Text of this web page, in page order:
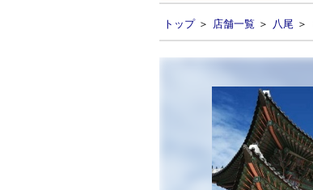
トップ＞ 店舗一覧 ＞ 八尾 ＞